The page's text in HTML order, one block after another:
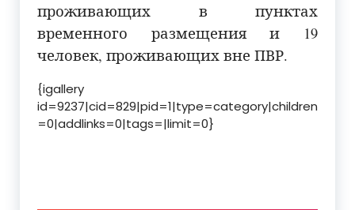
проживающих в пунктах
временного размещения и 19
человек, проживающих вне ПВР.
{igallery
id=9237|cid=829|pid=1|type=category|children
=0|addlinks=0|tags=|limit=0}